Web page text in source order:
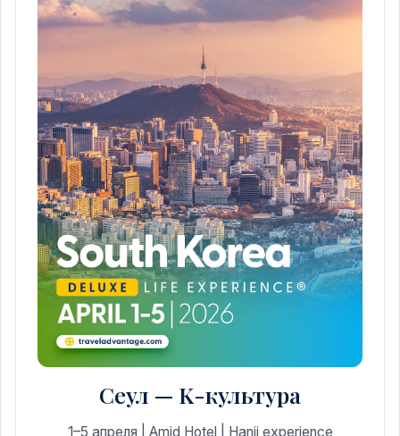
Сеул — K-культура
1–5 апреля | Amid Hotel | Hanji experience